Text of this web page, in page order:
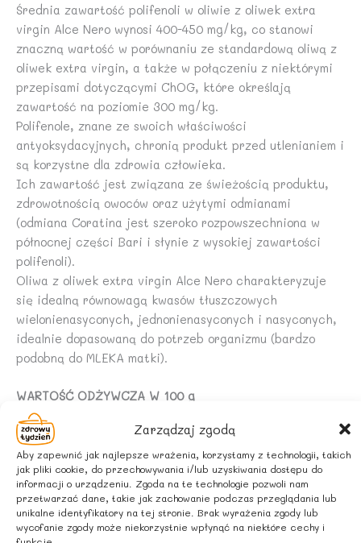
Zarządzaj zgodą
Aby zapewnić jak najlepsze wrażenia, korzystamy z technologii, takich
jak pliki cookie, do przechowywania i/lub uzyskiwania dostępu do
informacji o urządzeniu. Zgoda na te technologie pozwoli nam
przetwarzać dane, takie jak zachowanie podczas przeglądania lub
unikalne identyfikatory na tej stronie. Brak wyrażenia zgody lub
wycofanie zgody może niekorzystnie wpłynąć na niektóre cechy i
Średnia zawartość polifenoli w oliwie z oliwek extra
virgin Alce Nero wynosi 400-450 mg/kg, co stanowi
znaczną wartość w porównaniu ze standardową oliwą z
oliwek extra virgin, a także w połączeniu z niektórymi
przepisami dotyczącymi ChOG, które określają
zawartość na poziomie 300 mg/kg.
Polifenole, znane ze swoich właściwości
antyoksydacyjnych, chronią produkt przed utlenianiem i
są korzystne dla zdrowia człowieka.
Ich zawartość jest związana ze świeżością produktu,
zdrowotnością owoców oraz użytymi odmianami
(odmiana Coratina jest szeroko rozpowszechniona w
północnej części Bari i słynie z wysokiej zawartości
polifenoli).
Oliwa z oliwek extra virgin Alce Nero charakteryzuje
się idealną równowagą kwasów tłuszczowych
wielonienasyconych, jednonienasyconych i nasyconych,
idealnie dopasowaną do potrzeb organizmu (bardzo
podobną do MLEKA matki).
WARTOŚĆ ODŻYWCZA W 100 g
Wartość energetyczna – 3478 kJ / 828 kcal
Tłuszcz – 92 g
w tym kwasy tłuszczowe nasycone – 14 g
W tym kwasy jednonienasycone – 68 g
W tym kwasy wielonienasycone – 9,2 g
Węglowodany – 0 g
w tym cukry – 0 g